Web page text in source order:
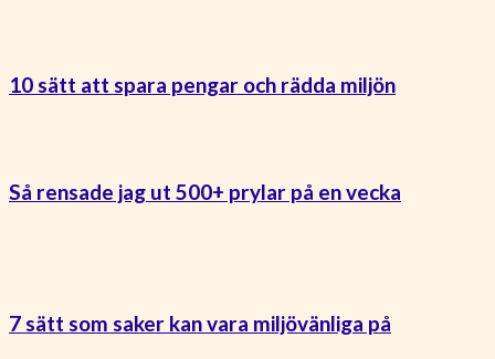
10 sätt att spara pengar och rädda miljön
Så rensade jag ut 500+ prylar på en vecka
7 sätt som saker kan vara miljövänliga på